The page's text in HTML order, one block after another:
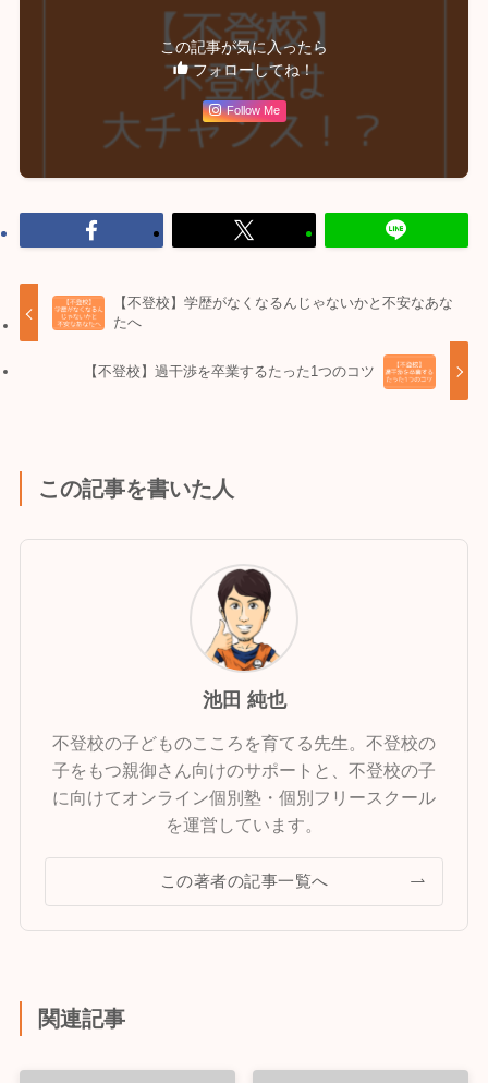
この記事が気に入ったら
フォローしてね！
Follow Me
【不登校】学歴がなくなるんじゃないかと不安なあな
たへ
【不登校】過干渉を卒業するたった1つのコツ
この記事を書いた人
池田 純也
不登校の子どものこころを育てる先生。不登校の
子をもつ親御さん向けのサポートと、不登校の子
に向けてオンライン個別塾・個別フリースクール
を運営しています。
この著者の記事一覧へ
関連記事